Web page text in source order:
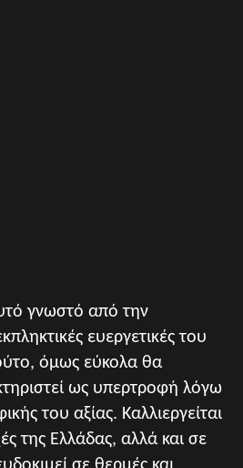
γνωστό από την
ευεργετικές του
όμως εύκολα θα
ως υπερτροφή λόγω
του αξίας. Καλλιεργείται
της Ελλάδας, αλλά και σε